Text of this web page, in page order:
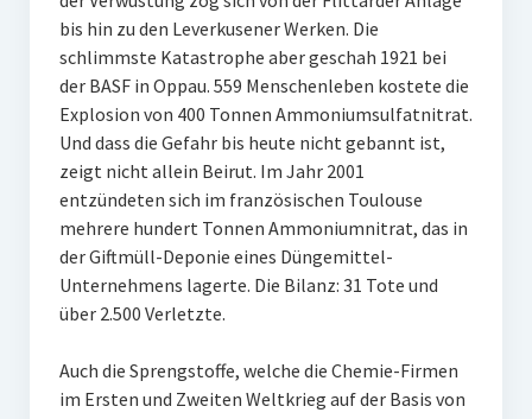
bis hin zu den Leverkusener Werken. Die
schlimmste Katastrophe aber geschah 1921 bei
der BASF in Oppau. 559 Menschenleben kostete die
Explosion von 400 Tonnen Ammoniumsulfatnitrat.
Und dass die Gefahr bis heute nicht gebannt ist,
zeigt nicht allein Beirut. Im Jahr 2001
entzündeten sich im französischen Toulouse
mehrere hundert Tonnen Ammoniumnitrat, das in
der Giftmüll-Deponie eines Düngemittel-
Unternehmens lagerte. Die Bilanz: 31 Tote und
über 2.500 Verletzte.
Auch die Sprengstoffe, welche die Chemie-Firmen
im Ersten und Zweiten Weltkrieg auf der Basis von